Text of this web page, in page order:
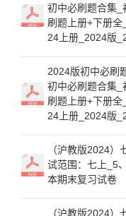
初中必刷题合集
刷题上册+下册
24上册_2024版
2024版初中必刷
初中必刷题合集
刷题上册+下册
24上册_2024版
（沪教版2024）
试范围：七上_5
本期末复习试卷
（沪教版2024